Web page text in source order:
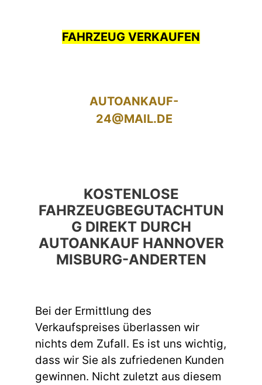
FAHRZEUG VERKAUFEN
AUTOANKAUF-
24@MAIL.DE
KOSTENLOSE
FAHRZEUGBEGUTACHTUN
G DIREKT DURCH
AUTOANKAUF HANNOVER
MISBURG-ANDERTEN
Bei der Ermittlung des
Verkaufspreises überlassen wir
nichts dem Zufall. Es ist uns wichtig,
dass wir Sie als zufriedenen Kunden
gewinnen. Nicht zuletzt aus diesem